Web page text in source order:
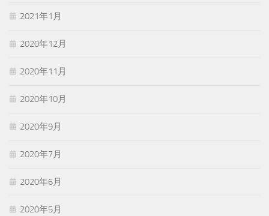
2021年1月
2020年12月
2020年11月
2020年10月
2020年9月
2020年7月
2020年6月
2020年5月